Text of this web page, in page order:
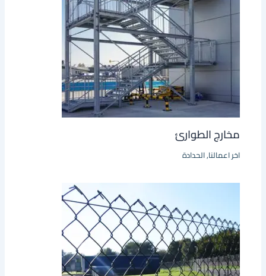
مخارج الطوارئ
اخر اعمالنا,الحدادة